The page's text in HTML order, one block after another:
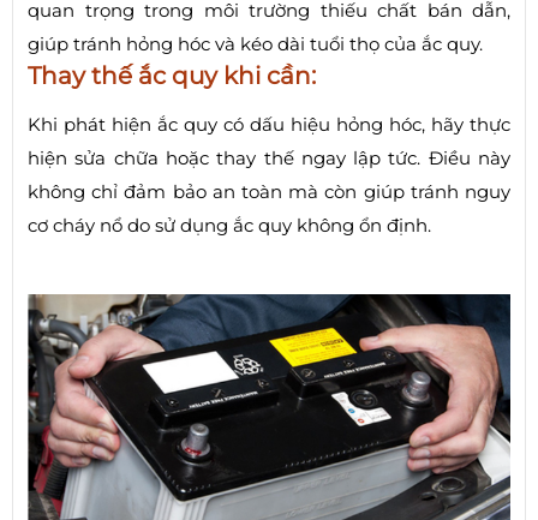
quan trọng trong môi trường thiếu chất bán dẫn,
giúp tránh hỏng hóc và kéo dài tuổi thọ của ắc quy.
Thay thế ắc quy khi cần:
Khi phát hiện ắc quy có dấu hiệu hỏng hóc, hãy thực
hiện sửa chữa hoặc thay thế ngay lập tức. Điều này
không chỉ đảm bảo an toàn mà còn giúp tránh nguy
cơ cháy nổ do sử dụng ắc quy không ổn định.